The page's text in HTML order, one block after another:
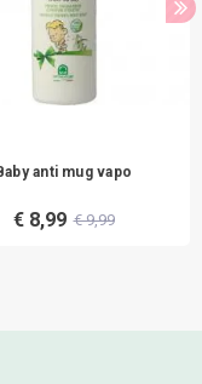
anti mug vapo
€ 8,99 € 9,99